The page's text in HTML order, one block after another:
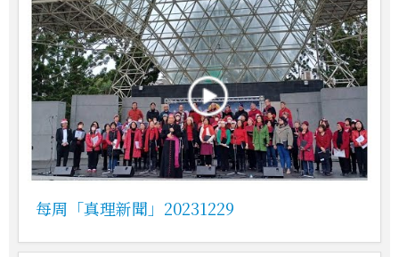
每周「真理新聞」20231229